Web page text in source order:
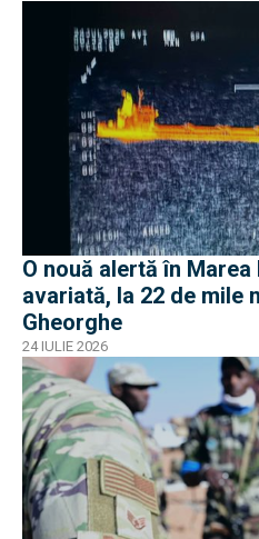
O nouă alertă în Marea
avariată, la 22 de mile
Gheorghe
24 IULIE 2026